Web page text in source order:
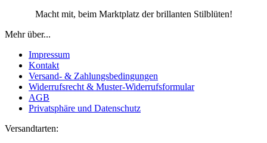
Macht mit, beim Marktplatz der brillanten Stilblüten!
Mehr über...
Impressum
Kontakt
Versand- & Zahlungsbedingungen
Widerrufsrecht & Muster-Widerrufsformular
AGB
Privatsphäre und Datenschutz
Versandtarten: